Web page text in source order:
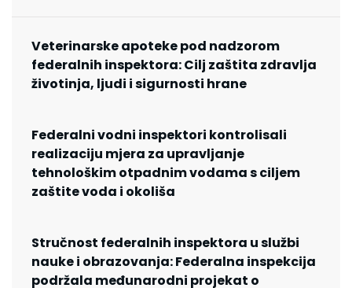
Veterinarske apoteke pod nadzorom
federalnih inspektora: Cilj zaštita zdravlja
životinja, ljudi i sigurnosti hrane
Federalni vodni inspektori kontrolisali
realizaciju mjera za upravljanje
tehnološkim otpadnim vodama s ciljem
zaštite voda i okoliša
Stručnost federalnih inspektora u službi
nauke i obrazovanja: Federalna inspekcija
podržala međunarodni projekat o